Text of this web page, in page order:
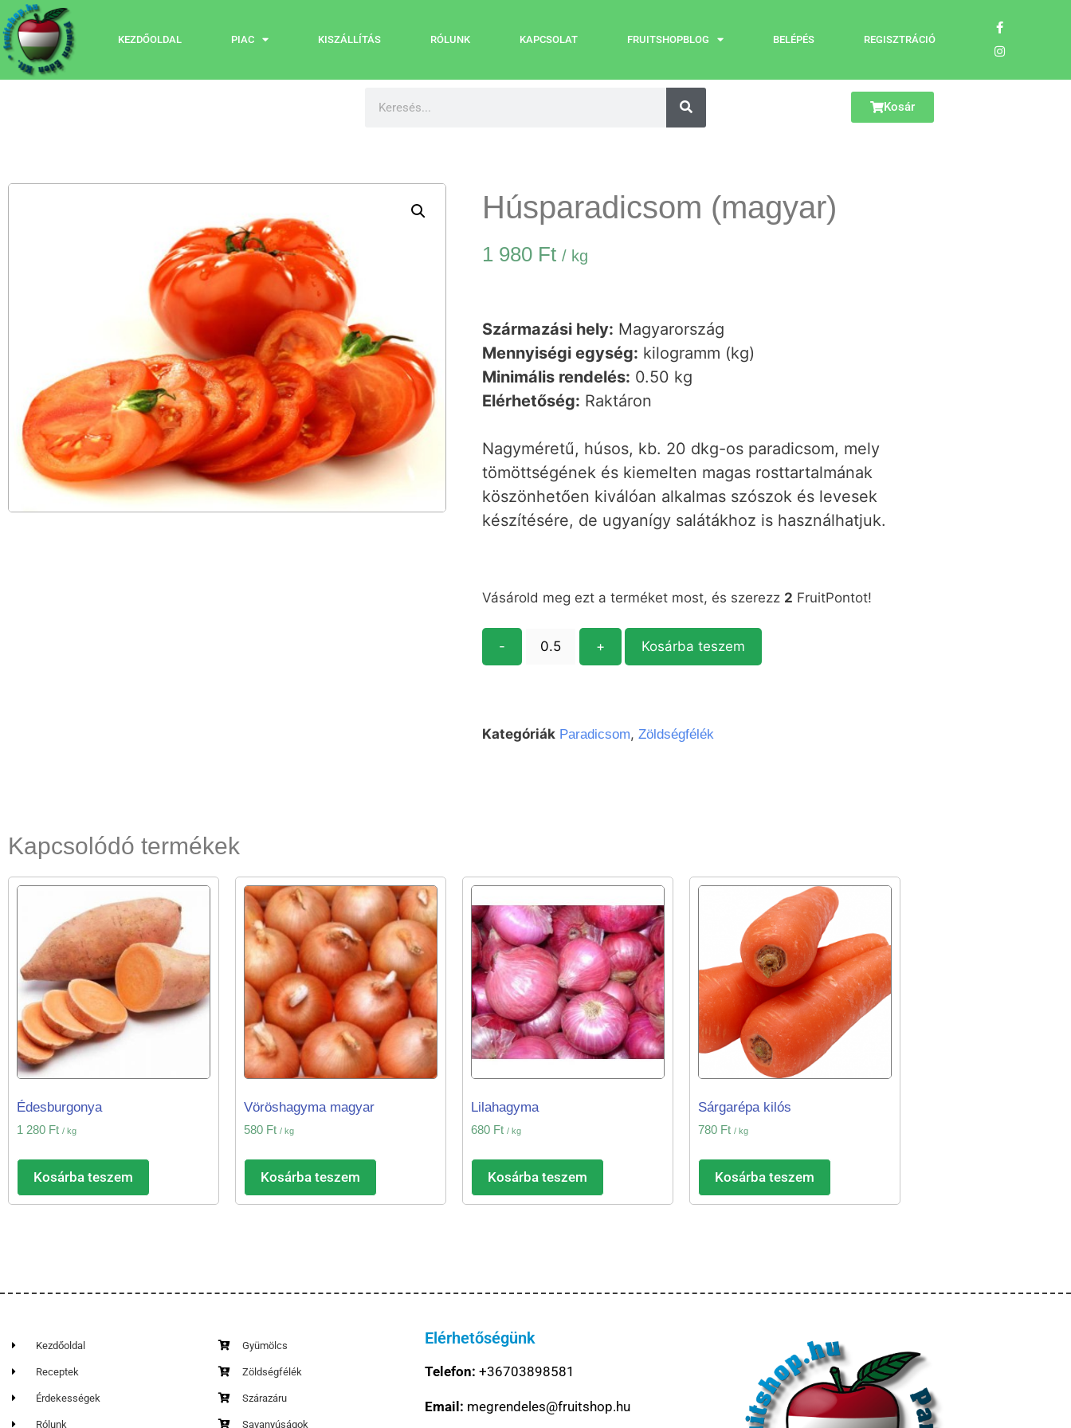
KEZDŐOLDAL PIAC KISZÁLLÍTÁS RÓLUNK KAPCSOLAT FRUITSHOPBLOG BELÉPÉS REGISZTRÁCIÓ
Kosár
Húsparadicsom (magyar)
1 980 Ft / kg
Származási hely: Magyarország
Mennyiségi egység: kilogramm (kg)
Minimális rendelés: 0.50 kg
Elérhetőség: Raktáron
Nagyméretű, húsos, kb. 20 dkg-os paradicsom, mely
tömöttségének és kiemelten magas rosttartalmának
köszönhetően kiválóan alkalmas szószok és levesek
készítésére, de ugyanígy salátákhoz is használhatjuk.
Vásárold meg ezt a terméket most, és szerezz 2 FruitPontot!
- + Kosárba teszem
Kategóriák Paradicsom, Zöldségfélék
Kapcsolódó termékek
Édesburgonya
1 280 Ft / kg
Kosárba teszem
Vöröshagyma magyar
580 Ft / kg
Kosárba teszem
Lilahagyma
680 Ft / kg
Kosárba teszem
Sárgarépa kilós
780 Ft / kg
Kosárba teszem
Kezdőoldal
Receptek
Érdekességek
Rólunk
Gyümölcs
Zöldségfélék
Szárazáru
Savanyúságok
Elérhetőségünk
Telefon: +36703898581
Email: megrendeles@fruitshop.hu